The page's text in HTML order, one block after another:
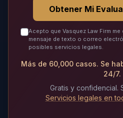
Obtener Mi
Acepto que Vasquez Law Firm
mensaje de texto o correo
posibles servicios legales.
Más de 60,000 casos. Se
24/7.
Gratis y confidencial.
Servicios legales en